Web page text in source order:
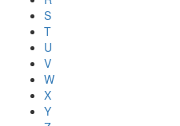
S
T
U
V
W
X
Y